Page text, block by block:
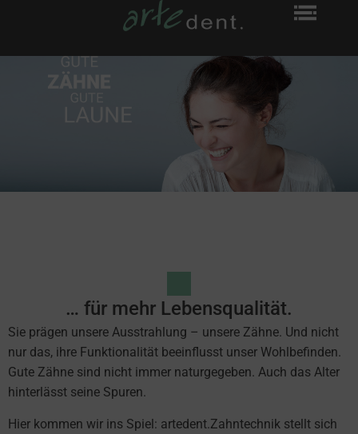
… für mehr Lebensqualität.
Sie prägen unsere Ausstrahlung – unsere Zähne. Und nicht
nur das, ihre Funktionalität beeinflusst unser Wohlbefinden.
Gute Zähne sind nicht immer naturgegeben. Auch das Alter
hinterlässt seine Spuren.
Hier kommen wir ins Spiel: artedent.Zahntechnik stellt sich